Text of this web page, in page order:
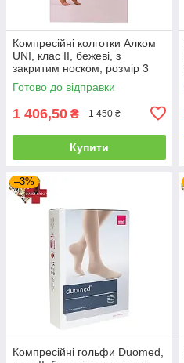
Компресійні колготки Алком
UNI, клас II, бежеві, з
закритим носком, розмір 3
(70123)
Готово до відправки
1 406,50 ₴ 1 450 ₴
Купити
–3%
Компресійні гольфи Duomed,